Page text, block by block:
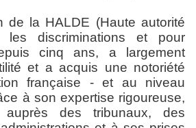
de la HALDE (Haute autorité
discriminations et pour
cinq ans, a largement
et a acquis une notoriété
française - et au niveau
à son expertise rigoureuse,
des tribunaux, des